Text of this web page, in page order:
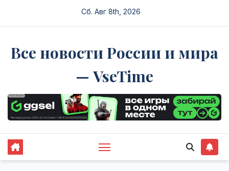
Сб. Авг 8th, 2026
Все новости России и мира
— VseTime